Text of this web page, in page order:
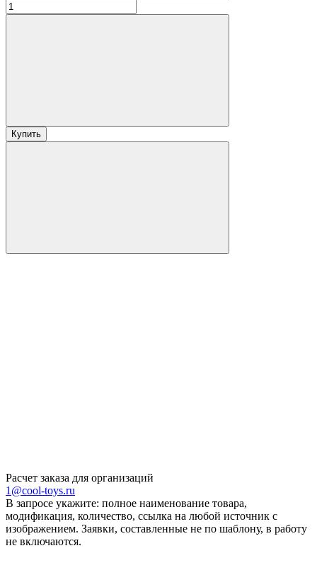
Купить
Расчет заказа для организаций
1@cool-toys.ru
В запросе укажите: полное наименование товара,
модификация, количество, ссылка на любой источник с
изображением. Заявки, составленные не по шаблону, в работу
не включаются.